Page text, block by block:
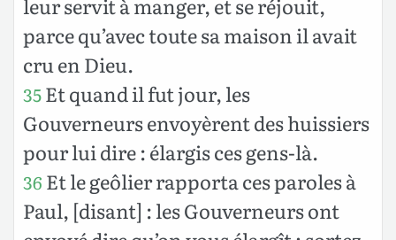
parce qu’avec toute sa maison il avait
cru en Dieu.
35Et quand il fut jour, les
Gouverneurs envoyèrent des huissiers
pour lui dire : élargis ces gens-là.
36 Et le geôlier rapporta ces paroles à
Paul, [disant] : les Gouverneurs ont